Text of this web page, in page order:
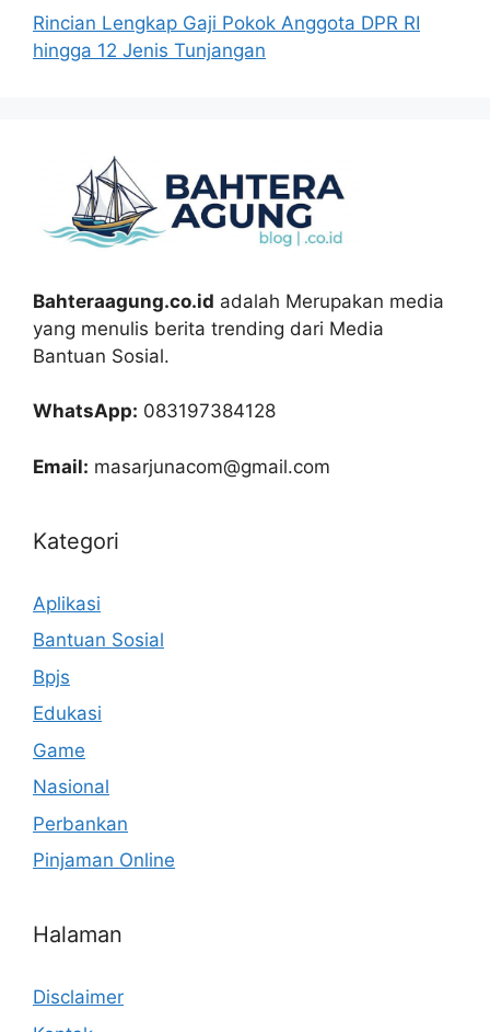
Rincian Lengkap Gaji Pokok Anggota DPR RI
hingga 12 Jenis Tunjangan
Bahteraagung.co.id adalah Merupakan media
yang menulis berita trending dari Media
Bantuan Sosial.
WhatsApp: 083197384128
Email: masarjunacom@gmail.com
Kategori
Aplikasi
Bantuan Sosial
Bpjs
Edukasi
Game
Nasional
Perbankan
Pinjaman Online
Halaman
Disclaimer